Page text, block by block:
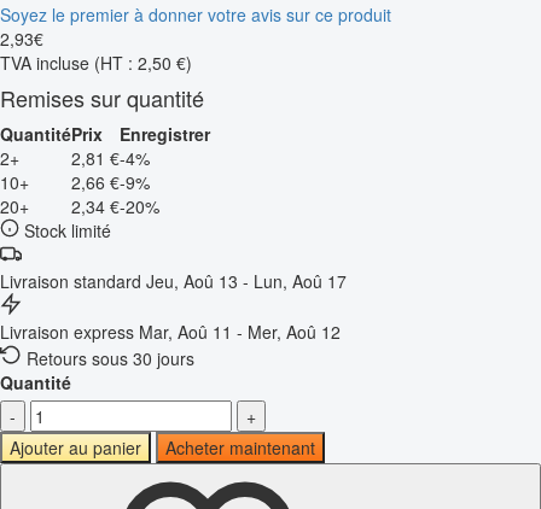
Soyez le premier à donner votre avis sur ce produit
2,93€
TVA incluse (HT : 2,50 €)
Remises sur quantité
QuantitéPrix
Enregistrer
2+
2,81 €-4%
10+
2,66 €-9%
20+
2,34 €-20%
Stock limité
Livraison standard Jeu, Aoû 13 - Lun, Aoû 17
Livraison express Mar, Aoû 11 - Mer, Aoû 12
Retours sous 30 jours
Quantité
-
+
Ajouter au panier
Acheter maintenant